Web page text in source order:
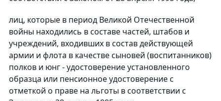
лиц, которые в период Великой Отечественной
войны находились в составе частей, штабов и
учреждений, входивших в состав действующей
армии и флота в качестве сыновей (воспитанников)
полков и юнг - удостоверение установленного
образца или пенсионное удостоверение с
отметкой о праве на льготы в соответствии с